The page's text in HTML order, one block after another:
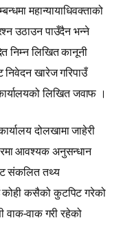
महान्यायाधिवक्ताको
उठाउन पाउँदैन भन्‍ने
निम्न लिखित कानूनी
निवेदन खारेज गरिपाउँ
लिखित जवाफ ।
दोलखामा जाहेरी
आवश्यक अनुसन्धान
संकलित तथ्य
कोही कसैको कुटपिट गरेको
वाक-वाक गरी रहेको